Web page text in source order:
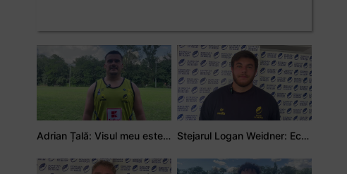
Adrian Țală: Visul meu este să debutez pentru România Stejarul Logan Weidner: Echipa a muncit mult, iar asta se va vedea în meciurile de la Nations Cup